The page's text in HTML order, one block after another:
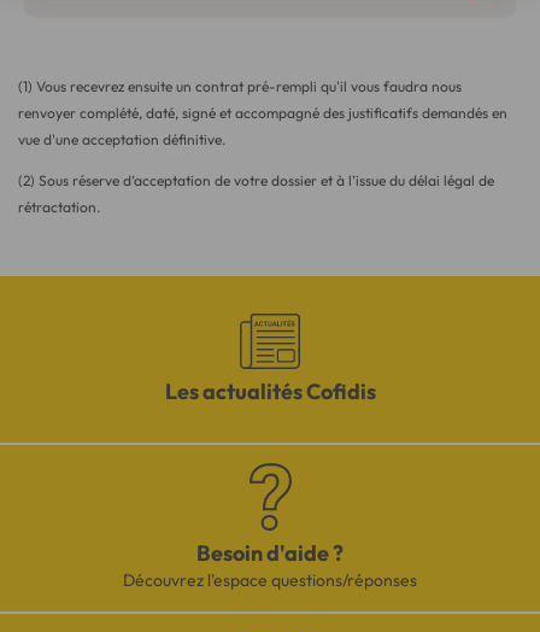
(1) Vous recevrez ensuite un contrat pré-rempli qu'il vous faudra nous
renvoyer complété, daté, signé et accompagné des justificatifs demandés en
vue d'une acceptation définitive.
(2) Sous réserve d’acceptation de votre dossier et à l’issue du délai légal de
rétractation.
Les actualités Cofidis
Besoin d'aide ?
Découvrez l'espace questions/réponses